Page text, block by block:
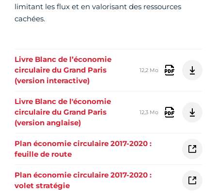
limitant les flux et en valorisant des ressources
cachées.
Livre Blanc de l’économie
circulaire du Grand Paris
(version interactive)
12,2 Mo
Livre Blanc de l'économie
circulaire du Grand Paris
(version anglaise)
12,3 Mo
Plan économie circulaire 2017-2020 :
feuille de route
Plan économie circulaire 2017-2020 :
volet stratégie